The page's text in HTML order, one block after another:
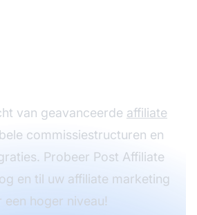
van geavanceerde affiliate
commissiestructuren en
Probeer Post Affiliate
en til uw affiliate marketing
een hoger niveau!